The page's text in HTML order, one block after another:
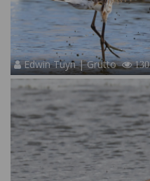
Edwin Tuyn | Grutto 130